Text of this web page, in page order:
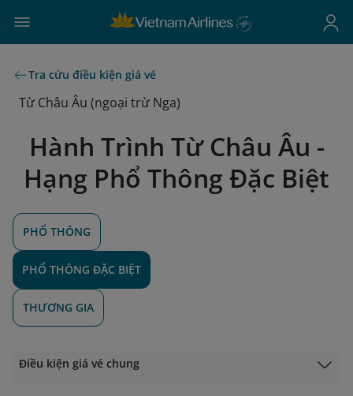
Tra cứu điều kiện giá vé
Từ Châu Âu (ngoại trừ Nga)
Hành Trình Từ Châu Âu -
Hạng Phổ Thông Đặc Biệt
PHỔ THÔNG
PHỔ THÔNG ĐẶC BIỆT
THƯƠNG GIA
Điều kiện giá vé chung